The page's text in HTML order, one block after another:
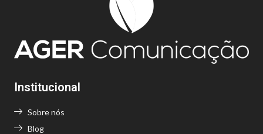
Institucional
Sobre nós
Blog